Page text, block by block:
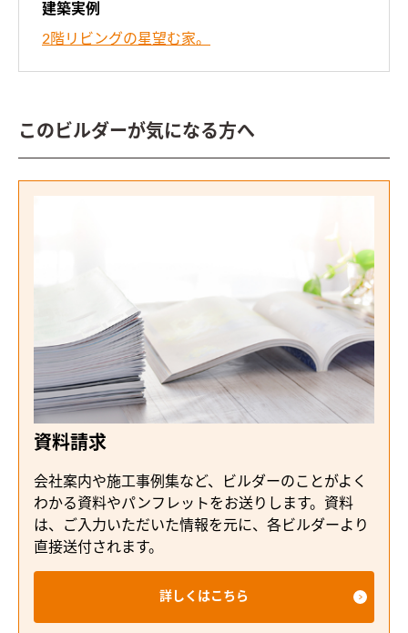
建築実例
2階リビングの星望む家。
このビルダーが気になる方へ
資料請求
会社案内や施工事例集など、ビルダーのことがよく
わかる資料やパンフレットをお送りします。資料
は、ご入力いただいた情報を元に、各ビルダーより
直接送付されます。
詳しくはこちら